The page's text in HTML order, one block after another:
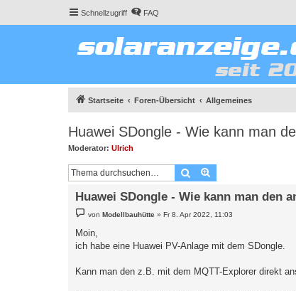
Schnellzugriff FAQ
Startseite Foren-Übersicht Allgemeines
Huawei SDongle - Wie kann man
Moderator: Ulrich
Suche
Huawei SDongle - Wie kann man den
e
t
r
vonModellbauhütte »Fr 8. Apr 2022, 11:03
Moin,
ich habe eine Huawei PV-Anlage mit dem SDongle.
Kann man den z.B. mit dem MQTT-Explorer direkt